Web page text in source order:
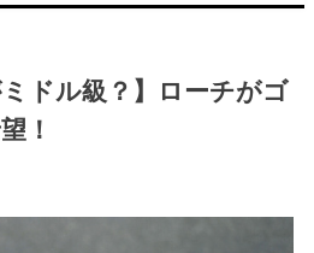
ミドル級？】ローチがゴ
！